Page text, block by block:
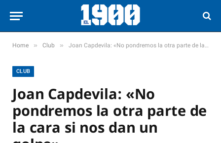
Home » Club » Joan Capdevila: «No pondremos la otra parte de la cara si nos dan un golpe»
CLUB
Joan Capdevila: «No
pondremos la otra parte de
la cara si nos dan un